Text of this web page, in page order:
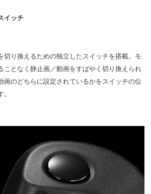
イッチ
切り換えるための独立したスイッチを搭載。モ
ことなく静止画／動画をすばやく切り換えられ
画のどちらに設定されているかをスイッチの位